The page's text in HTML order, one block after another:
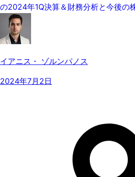
の2024年1Q決算＆財務分析と今後の
イアニス・ ゾルンパノス
2024年7月2日